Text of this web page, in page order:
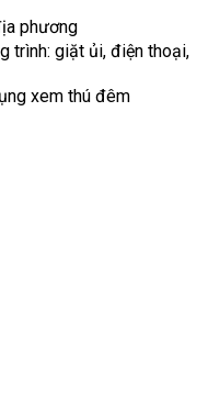
phương
trình: giặt ủi, điện thoại,
xem thú đêm